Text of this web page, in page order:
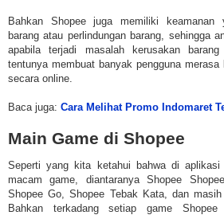
Bahkan Shopee juga memiliki keamanan
barang atau perlindungan barang, sehingga
apabila terjadi masalah kerusakan
tentunya membuat banyak pengguna
secara online.
Baca juga: Cara Melihat Promo Indomaret
Main Game di Shopee
Seperti yang kita ketahui bahwa di aplikasi
macam game, diantaranya Shopee
Shopee Go, Shopee Tebak Kata, dan
Bahkan terkadang setiap game